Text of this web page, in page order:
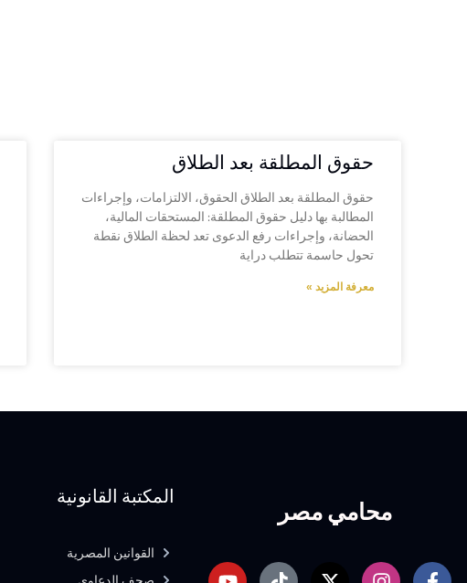
حقوق المطلقة بعد الطلاق
حقوق المطلقة بعد الطلاق الحقوق، الالتزامات، وإجراءات
المطالبة بها دليل حقوق المطلقة: المستحقات المالية،
الحضانة، وإجراءات رفع الدعوى تعد لحظة الطلاق نقطة
تحول حاسمة تتطلب دراية
معرفة المزيد »
محامي مصر المكتبة القانونية
القوانين المصرية